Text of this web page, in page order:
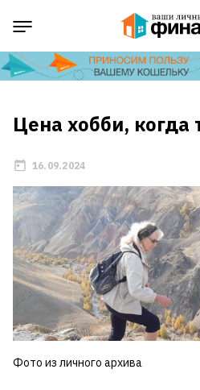
Цена хобби, когда
16.09.2024
Фото из личного архива